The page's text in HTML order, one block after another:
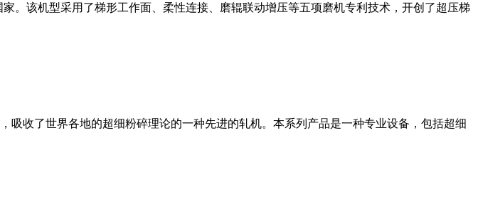
。该机型采用了梯形工作面、柔性连接、磨辊联动增压等五项磨机专利技术，开创了超压梯
收了世界各地的超细粉碎理论的一种先进的轧机。本系列产品是一种专业设备，包括超细